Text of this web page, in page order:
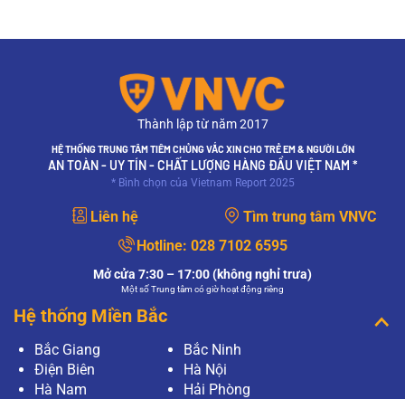
Thành lập từ năm 2017
HỆ THỐNG TRUNG TÂM TIÊM CHỦNG VẮC XIN CHO TRẺ EM & NGƯỜI LỚN
AN TOÀN - UY TÍN - CHẤT LƯỢNG HÀNG ĐẦU VIỆT NAM *
* Bình chọn của Vietnam Report 2025
Liên hệ
Tìm trung tâm VNVC
Hotline: 028 7102 6595
Mở cửa 7:30 – 17:00 (không nghỉ trưa)
Một số Trung tâm có giờ hoạt động riêng
Hệ thống Miền Bắc
Bắc Giang
Bắc Ninh
Điện Biên
Hà Nội
Hà Nam
Hải Phòng